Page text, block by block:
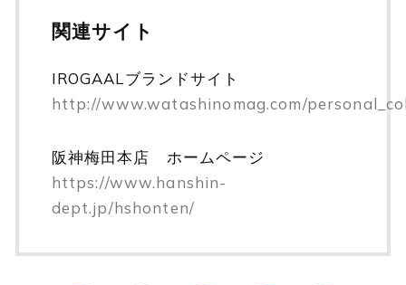
関連サイト
IROGAALブランドサイト
http://www.watashinomag.com/
阪神梅田本店 ホームページ
https://www.hanshin-
dept.jp/hshonten/